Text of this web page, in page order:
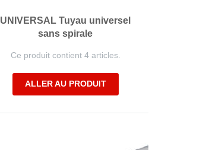
UNIVERSAL Tuyau universel
sans spirale
Ce produit contient 4 articles.
ALLER AU PRODUIT